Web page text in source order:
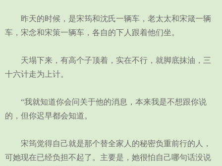
昨天的时候，是宋筠和沈氏一辆车，老太太和宋箴一辆
车，宋念和宋策一辆车，各自的下人跟着他们坐。
天塌下来，有高个子顶着，实在不行，就脚底抹油，三
十六计走为上计。
“我就知道你会问关于他的消息，本来我是不想跟你说
的，但你迟早都会知道。
宋筠觉得自己就是那个替全家人的秘密负重前行的人，
可她现在已经负担不起了。主要是，她很怕自己哪句话没说